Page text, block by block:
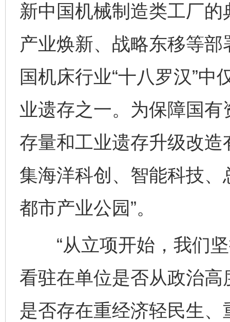
新中国机械制造类工厂
产业焕新、战略东移等
国机床行业“十八罗汉”
业遗存之一。为保障国
存量和工业遗存升级改
集海洋科创、智能科技
都市产业公园”。
“从立项开始，我们坚
看驻在单位是否从政治
是否存在重经济轻民生